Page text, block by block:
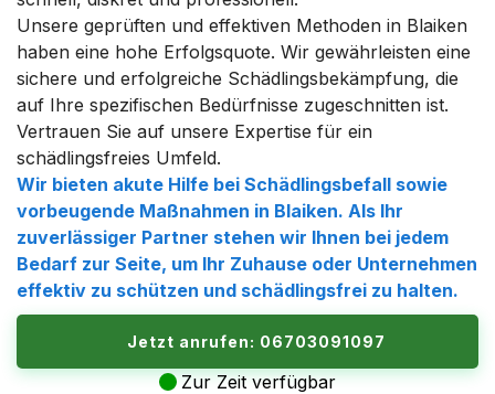
Unsere geprüften und effektiven Methoden in Blaiken
haben eine hohe Erfolgsquote. Wir gewährleisten eine
sichere und erfolgreiche Schädlingsbekämpfung, die
auf Ihre spezifischen Bedürfnisse zugeschnitten ist.
Vertrauen Sie auf unsere Expertise für ein
schädlingsfreies Umfeld.
Wir bieten akute Hilfe bei Schädlingsbefall sowie
vorbeugende Maßnahmen in Blaiken. Als Ihr
zuverlässiger Partner stehen wir Ihnen bei jedem
Bedarf zur Seite, um Ihr Zuhause oder Unternehmen
effektiv zu schützen und schädlingsfrei zu halten.
Jetzt anrufen: 06703091097
Zur Zeit verfügbar